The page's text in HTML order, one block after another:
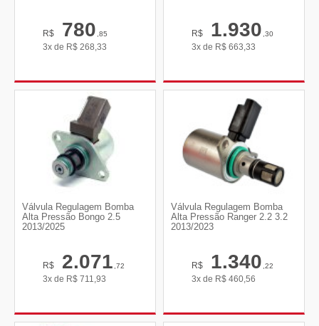
R$ 780,85
3x de R$ 268,33
R$ 1.930,30
3x de R$ 663,33
Válvula Regulagem Bomba
Alta Pressão Bongo 2.5
2013/2025
R$ 2.071,72
3x de R$ 711,93
Válvula Regulagem Bomba
Alta Pressão Ranger 2.2 3.2
2013/2023
R$ 1.340,22
3x de R$ 460,56